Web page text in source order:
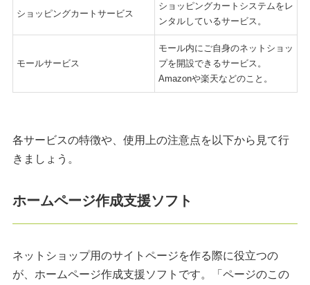
ショッピングカートサービス
ショッピングカートシステムをレ
ンタルしているサービス。
モールサービス
モール内にご自身のネットショッ
プを開設できるサービス。
Amazonや楽天などのこと。
各サービスの特徴や、使用上の注意点を以下から見て行
きましょう。
ホームページ作成支援ソフト
ネットショップ用のサイトページを作る際に役立つの
が、ホームページ作成支援ソフトです。「ページのこの